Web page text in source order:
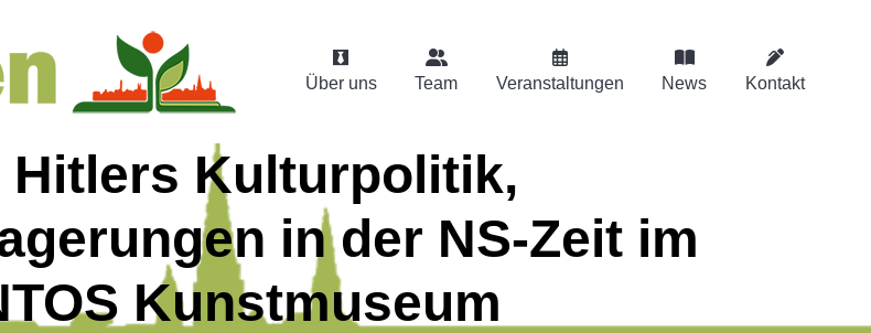
Über uns Team Veranstaltungen News Kontakt
Hitlers Kulturpolitik,
in der NS-Zeit im
Kunstmuseum